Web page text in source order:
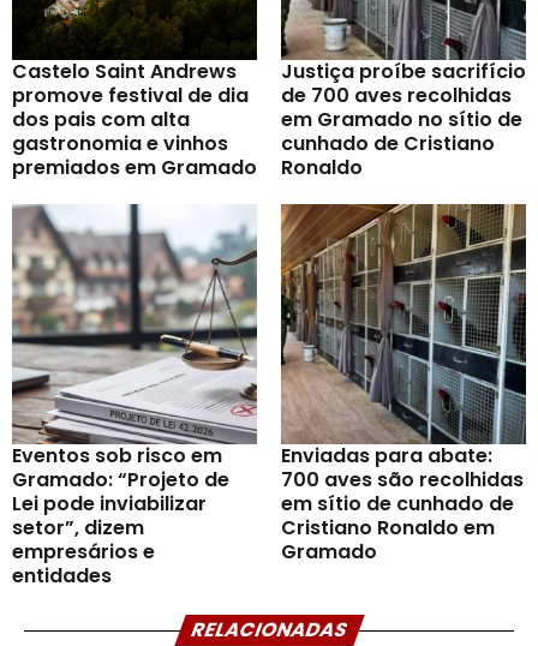
Castelo Saint Andrews
promove festival de dia
dos pais com alta
gastronomia e vinhos
premiados em Gramado
Justiça proíbe sacrifício
de 700 aves recolhidas
em Gramado no sítio de
cunhado de Cristiano
Ronaldo
Eventos sob risco em
Gramado: “Projeto de
Lei pode inviabilizar
setor”, dizem
empresários e
entidades
Enviadas para abate:
700 aves são recolhidas
em sítio de cunhado de
Cristiano Ronaldo em
Gramado
RELACIONADAS